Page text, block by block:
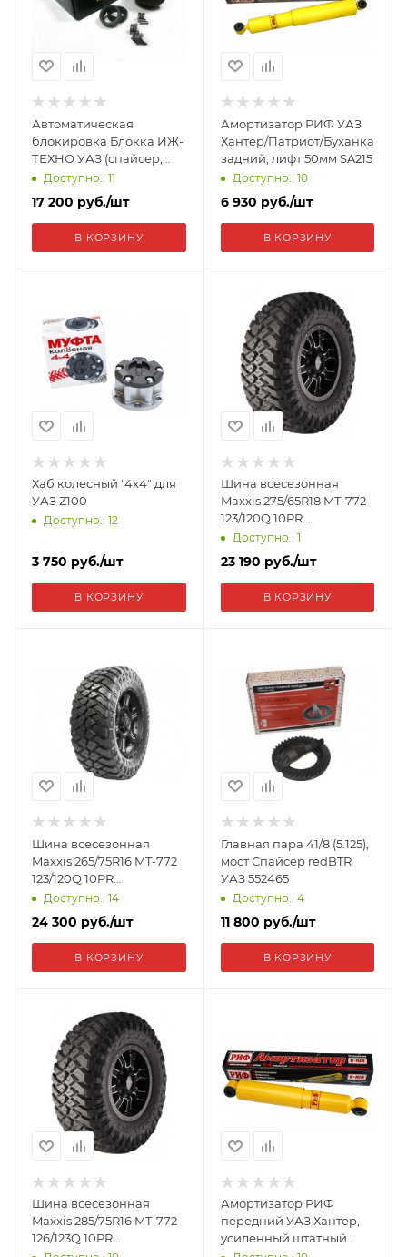
Автоматическая
блокировка Блокка ИЖ-
ТЕХНО УАЗ (спайсер,
гражданский) U-AX-BL-
Доступно.: 11
17 200 руб./шт
В КОРЗИНУ
Амортизатор РИФ УАЗ
Хантер/Патриот/Буханка
задний, лифт 50мм SA215
Доступно.: 10
6 930 руб./шт
В КОРЗИНУ
Хаб колесный "4x4" для
УАЗ Z100
Доступно.: 12
3 750 руб./шт
В КОРЗИНУ
Шина всесезонная
Maxxis 275/65R18 MT-772
123/120Q 10PR
ETL00466100
Доступно.: 1
23 190 руб./шт
В КОРЗИНУ
Шина всесезонная
Maxxis 265/75R16 MT-772
123/120Q 10PR
ETL00450100
Доступно.: 14
24 300 руб./шт
В КОРЗИНУ
Главная пара 41/8 (5.125),
мост Спайсер redBTR
УАЗ 552465
Доступно.: 4
11 800 руб./шт
В КОРЗИНУ
Шина всесезонная
Maxxis 285/75R16 MT-772
126/123Q 10PR
Амортизатор РИФ
передний УАЗ Хантер,
усиленный штатный